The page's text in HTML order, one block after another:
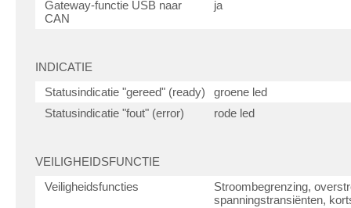
Gateway-functie USB naar
CAN
ja
INDICATIE
Statusindicatie "gereed" (ready)
groene led
Statusindicatie "fout" (error)
rode led
VEILIGHEIDSFUNCTIE
Veiligheidsfuncties
Stroombegrenzing,
spanningstransiënten,